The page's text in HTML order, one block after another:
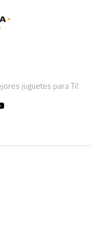
juguetes para Ti!